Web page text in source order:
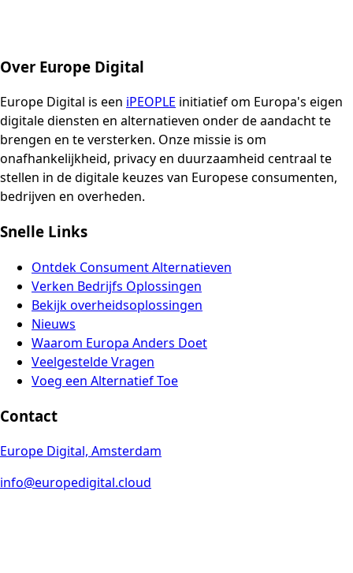
Over Europe Digital
Europe Digital is een iPEOPLE initiatief om Europa's eigen
digitale diensten en alternatieven onder de aandacht te
brengen en te versterken. Onze missie is om
onafhankelijkheid, privacy en duurzaamheid centraal te
stellen in de digitale keuzes van Europese consumenten,
bedrijven en overheden.
Snelle Links
Ontdek Consument Alternatieven
Verken Bedrijfs Oplossingen
Bekijk overheidsoplossingen
Nieuws
Waarom Europa Anders Doet
Veelgestelde Vragen
Voeg een Alternatief Toe
Contact
Europe Digital, Amsterdam
info@europedigital.cloud